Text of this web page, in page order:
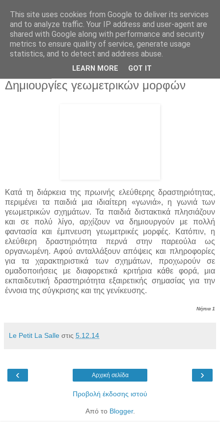
Παιδικός Σταθμός-
Νηπιαγωγείο "ΔΕΛΑΣΑΛ"
Δημιουργίες γεωμετρικών μορφών
Κατά τη διάρκεια της πρωινής ελεύθερης δραστηριότητας,
περιμένει τα παιδιά μια ιδιαίτερη «γωνιά», η γωνιά των
γεωμετρικών σχημάτων. Τα παιδιά διστακτικά πλησιάζουν
και σε πολύ λίγο, αρχίζουν να δημιουργούν με πολλή
φαντασία και έμπνευση γεωμετρικές μορφές. Κατόπιν, η
ελεύθερη δραστηριότητα περνά στην παρεούλα ως
οργανωμένη. Αφού ανταλλάξουν απόψεις και πληροφορίες
για τα χαρακτηριστικά των σχημάτων, προχωρούν σε
ομαδοποιήσεις με διαφορετικά κριτήρια κάθε φορά, μια
εκπαιδευτική δραστηριότητα εξαιρετικής σημασίας για την
έννοια της σύγκρισης και της γενίκευσης.
Νήπια 1
Le Petit La Salle στις 5.12.14
‹ ›
Αρχική σελίδα
Προβολή έκδοσης ιστού
Από το Blogger.
This site uses cookies from Google to deliver its services
and to analyze traffic. Your IP address and user-agent are
shared with Google along with performance and security
metrics to ensure quality of service, generate usage
statistics, and to detect and address abuse.
LEARN MORE GOT IT